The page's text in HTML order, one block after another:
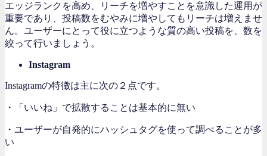
エッジランクを高め、リーチを増やすことを意識した運用が
重要であり、投稿数をむやみに増やしてもリーチは増えませ
ん。ユーザーにとって役に立つような質の高い投稿を、数を
絞って行いましょう。
Instagram
Instagramの特徴は主に次の２点です。
・「いいね」で拡散することは基本的に無い
・ユーザーが自発的にハッシュタグを使って調べることが多
い